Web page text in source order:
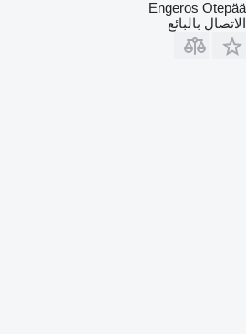
Engeros Otepää
الاتصال بالبائع